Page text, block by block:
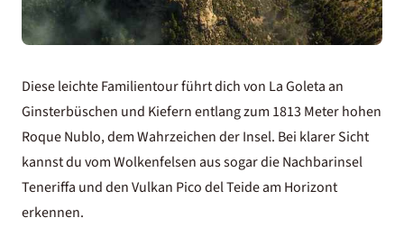
Diese leichte Familientour führt dich von La Goleta an
Ginsterbüschen und Kiefern entlang zum 1813 Meter hohen
Roque Nublo, dem Wahrzeichen der Insel. Bei klarer Sicht
kannst du vom Wolkenfelsen aus sogar die Nachbarinsel
Teneriffa und den Vulkan Pico del Teideam Horizont
erkennen.